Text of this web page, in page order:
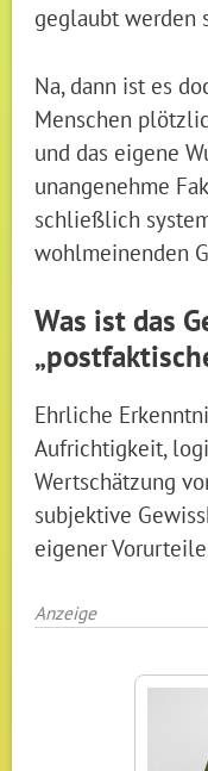
geglaubt werden
Na, dann ist es
Menschen
und das eigene
unangenehme
schließlich
wohlmeinenden
Was ist das
Ehrliche
Aufrichtigkeit,
Wertschätzung
subjektive
eigener
Anzeige